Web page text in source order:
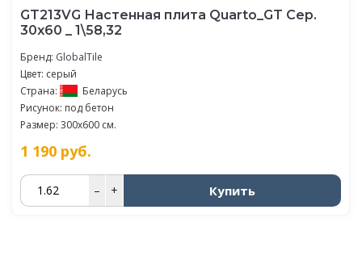
GT213VG Настенная плита Quarto_GT Сер.
30x60 _ 1\58,32
Бренд: GlobalTile
Цвет: серый
Страна:
Беларусь
Рисунок: под бетон
Размер: 300x600 см.
1 190 руб.
– + Купить